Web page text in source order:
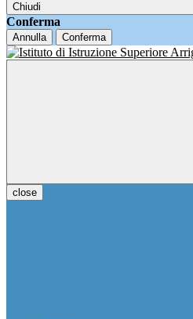
Chiudi
Conferma
Annulla Conferma
close